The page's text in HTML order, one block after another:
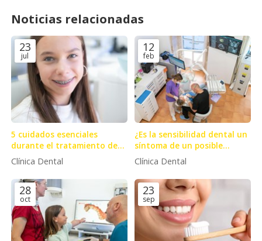
Noticias relacionadas
23
jul
5 cuidados esenciales
durante el tratamiento de
ortodoncia
Clínica Dental
12
feb
¿Es la sensibilidad dental un
síntoma de un posible
problema?
Clínica Dental
28
oct
23
sep